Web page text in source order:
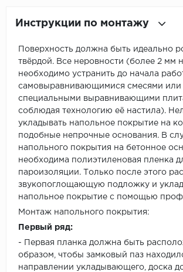
Инструкции по монтажу
Поверхность должна быть идеально
твёрдой. Все неровности (более 2 мм
необходимо устранить до начала
самовыравнивающимися смесями или
специальными выравнивающими
соблюдая технологию её настила).
укладывать напольное покрытие на
подобные непрочные основания. В
напольного покрытия на бетонное
необходима полиэтиленовая пленка
пароизоляции. Только после этого
звукопоглощающую подложку и
напольное покрытие с помощью
Монтаж напольного покрытия:
Первый ряд:
- Первая планка должна быть
образом, чтобы замковый паз
направлении укладывающего, доска